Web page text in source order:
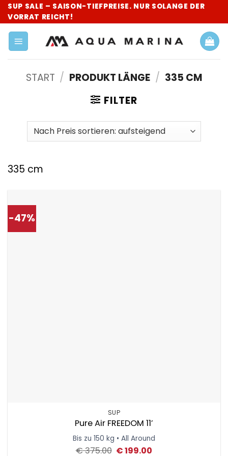
Zum
Inhalt
springen
SUP SALE – SAISON-TIEFPREISE. NUR SOLANGE DER
VORRAT REICHT!
START / PRODUKT LÄNGE / 335 CM
FILTER
335 cm
-47%
SUP
Pure Air FREEDOM 11’
Bis zu 150 kg • All Around
€375.00 Ursprünglicher
€199.00